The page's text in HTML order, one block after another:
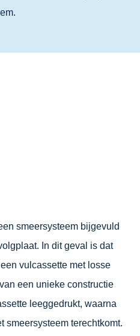
smeersysteem bijgevuld
In dit geval is dat
vulcassette met losse
een unieke constructie
leeggedrukt, waarna
smeersysteem terechtkomt.